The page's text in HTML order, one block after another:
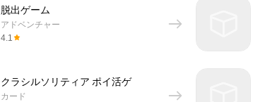
脱出ゲーム
アドベンチャー
4.1
クラシルソリティア ポイ活ゲ
カード